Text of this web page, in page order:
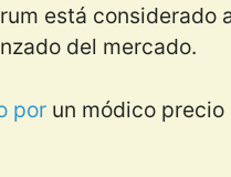
está considerado
del mercado.
porun módico precio